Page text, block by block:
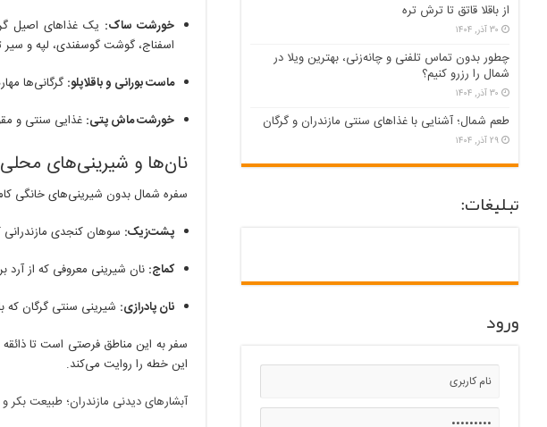
خورشت ساک: یک غذاهای اصیل
اسفناج، گوشت گوسفندی، لپه و سیر
ماست بورانی و باقلاپلو: گرگانی‌ها
خورشت ماش پتی: غذایی سنتی و
نان‌ها و شیرینی‌های محلی
سفره شمال بدون شیرینی‌های خانگی
پشت‌زیک: سوهان کنجدی
کماج: نان شیرینی معروفی که از آرد
نان پادرازی: شیرینی سنتی گرگان که
سفر به این مناطق فرصتی است تا
این خطه را روایت می‌کند.
آبشارهای دیدنی مازندران؛ طبیعت بکر
از باقلا قاتق تا ترش تره
۳۰ آذر, ۱۴۰۴
چطور بدون تماس تلفنی و چانه‌زنی، بهترین ویلا در
شمال را رزرو کنیم؟
۳۰ آذر, ۱۴۰۴
طعم شمال؛ آشنایی با غذاهای سنتی مازندران و گرگان
۲۹ آذر, ۱۴۰۴
تبلیغات:
ورود